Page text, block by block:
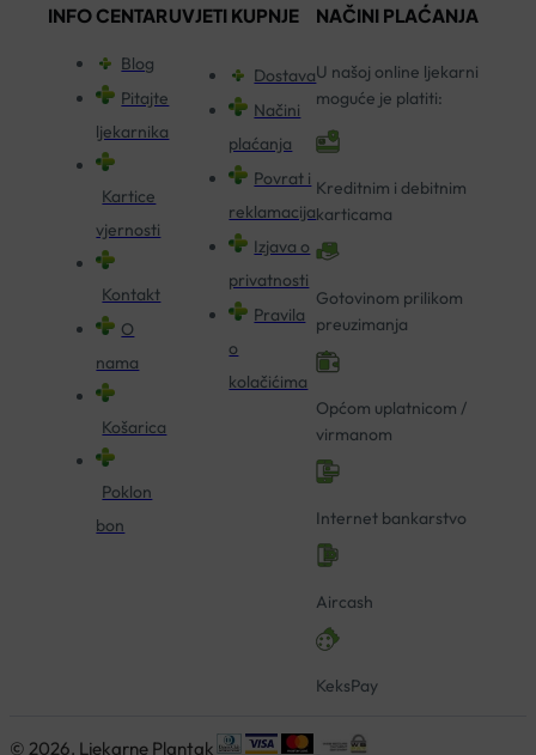
INFO CENTAR
Blog
Pitajte
ljekarnika
Kartice
vjernosti
Kontakt
O
nama
Košarica
Poklon
bon
UVJETI KUPNJE
Dostava
Načini
plaćanja
Povrat i
reklamacija
Izjava o
privatnosti
Pravila
o
kolačićima
NAČINI PLAĆANJA
U našoj online ljekarni
moguće je platiti:
Kreditnim i debitnim
karticama
Gotovinom prilikom
preuzimanja
Općom uplatnicom /
virmanom
Internet bankarstvo
Aircash
KeksPay
© 2026. Ljekarne Plantak